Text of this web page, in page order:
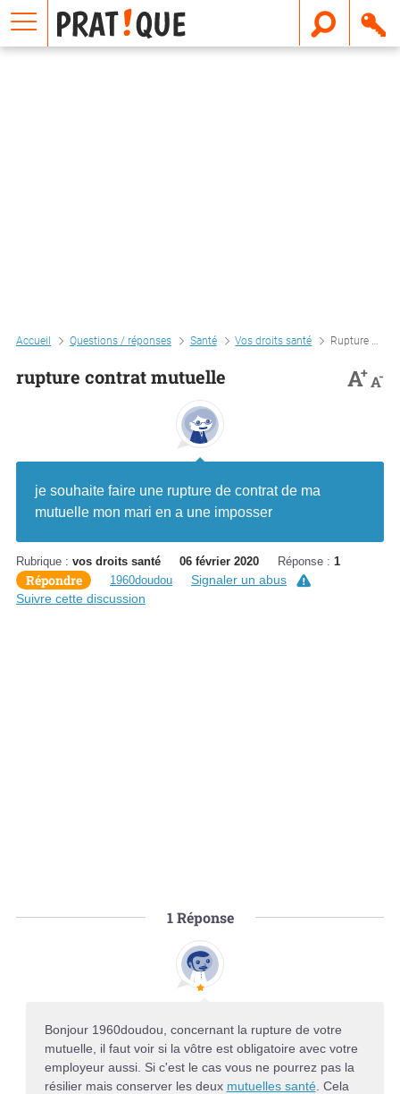
Accueil Questions / réponses Santé Vos droits santé Rupture contrat mutuelle
rupture contrat mutuelle A+A-
je souhaite faire une rupture de contrat de ma
mutuelle mon mari en a une imposser
Rubrique : vos droits santé 06 février 2020 Réponse : 1
Répondre 1960doudou
Signaler un abus
Suivre cette discussion
1Réponse
Bonjour 1960doudou, concernant la rupture de votre
mutuelle, il faut voir si la vôtre est obligatoire avec votre
employeur aussi. Si c'est le cas vous ne pourrez pas la
résilier mais conserver les deux mutuelles santé. Cela
E
m
a